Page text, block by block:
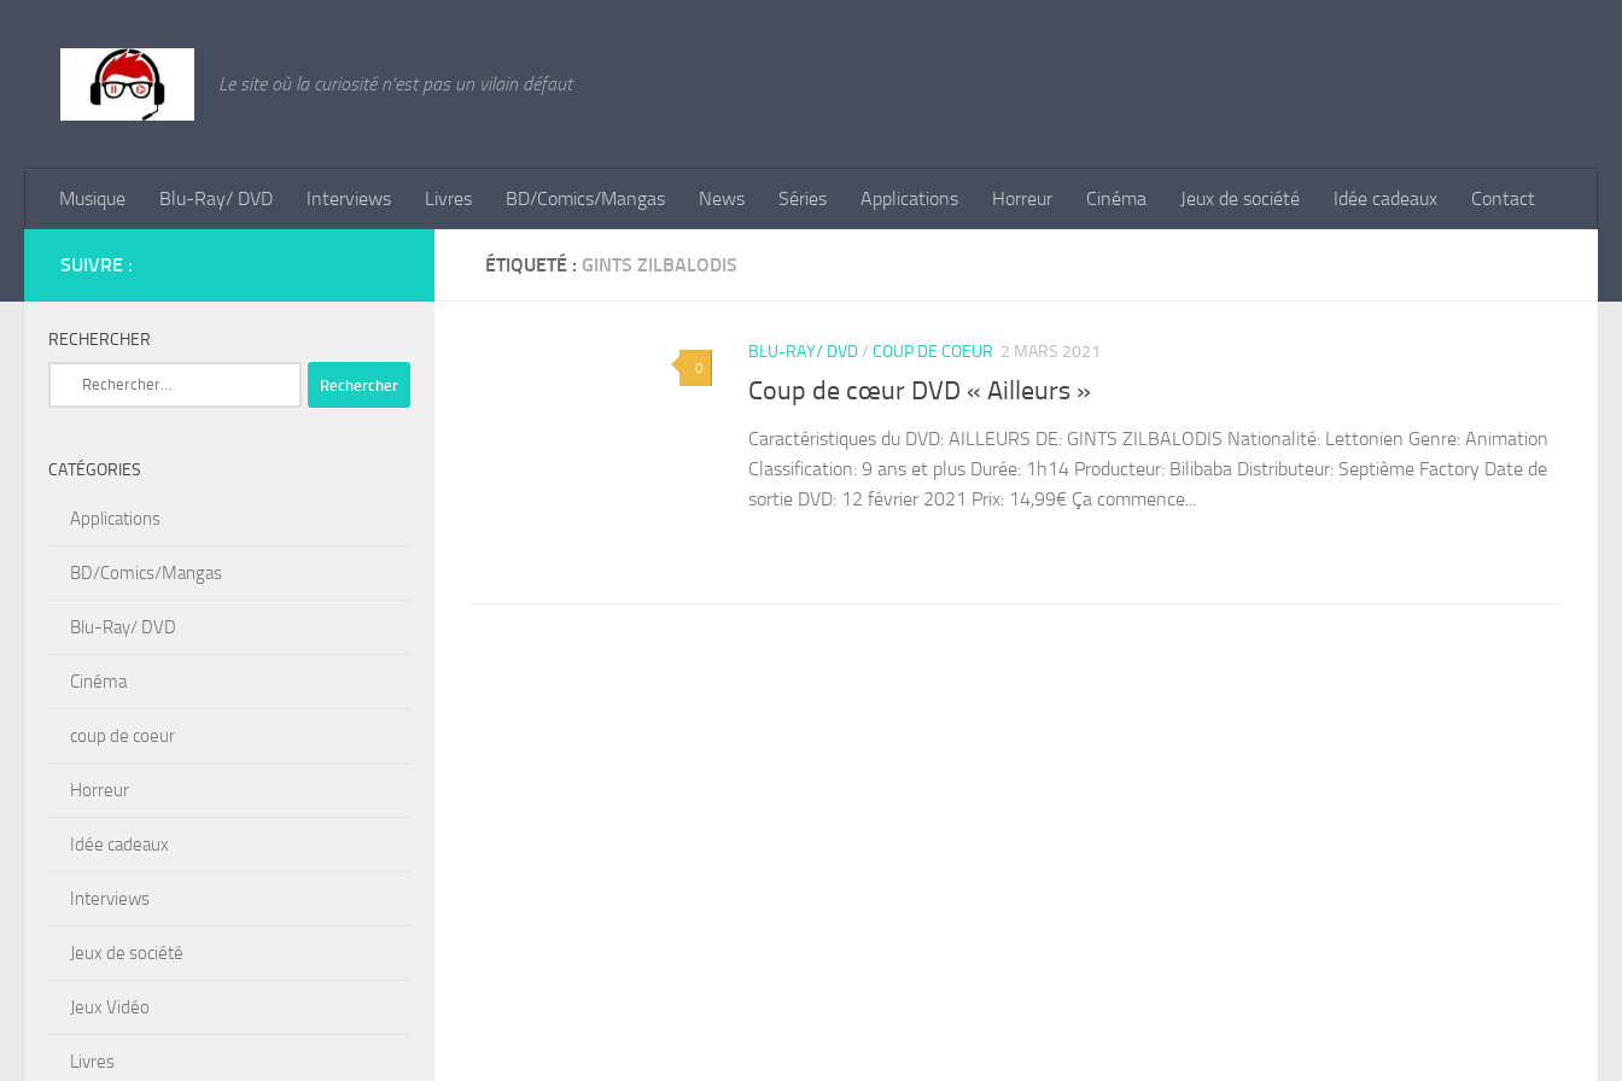
Le site où la curiosité n'est pas un vilain défaut
Musique Blu-Ray/ DVD Interviews Livres BD/Comics/Mangas News Séries Applications Horreur Cinéma Jeux de société Idée cadeaux Contact
ÉTIQUETÉ : GINTS ZILBALODIS
0
BLU-RAY/ DVD/ COUP DE COEUR 2 MARS 2021
Coup de cœur DVD « Ailleurs »
Caractéristiques du DVD: AILLEURS DE: GINTS ZILBALODIS Nationalité: Lettonien Genre: Animation
Classification: 9 ans et plus Durée: 1h14 Producteur: Bilibaba Distributeur: Septième Factory Date de
sortie DVD: 12 février 2021 Prix: 14,99€ Ça commence...
SUIVRE :
RECHERCHER
Rechercher :
CATÉGORIES
Applications
BD/Comics/Mangas
Blu-Ray/ DVD
Cinéma
coup de coeur
Horreur
Idée cadeaux
Interviews
Jeux de société
Jeux Vidéo
Livres